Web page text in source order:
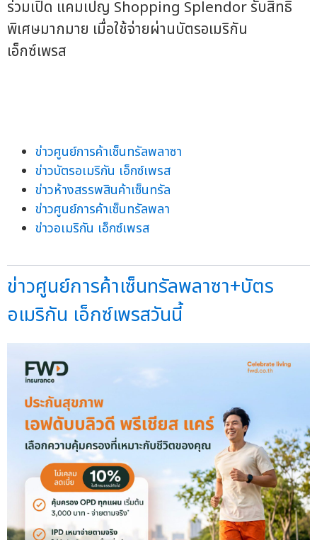
ข่าวศูนย์การค้าเซ็นทรัลพลาซา
ข่าวบัตรอเมริกัน เอ็กซ์เพรส
ข่าวห้างสรรพสินค้าเซ็นทรัล
ข่าวศูนย์การค้าเซ็นทรัลพลา
ข่าวอเมริกัน เอ็กซ์เพรส
ข่าวศูนย์การค้าเซ็นทรัลพลาซา+บัตร
อเมริกัน เอ็กซ์เพรสวันนี้